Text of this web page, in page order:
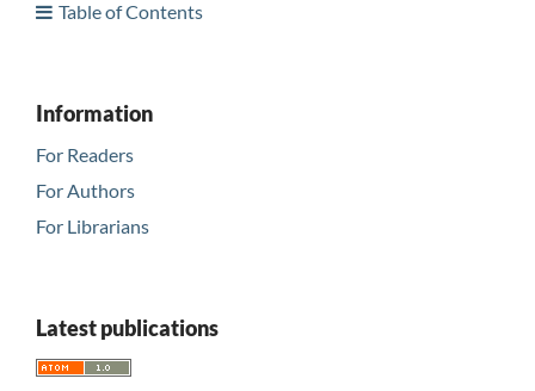
Table of Contents
Information
For Readers
For Authors
For Librarians
Latest publications